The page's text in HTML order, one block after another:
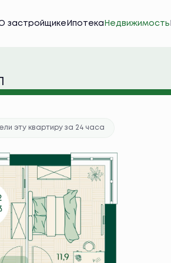
застройщике Ипотека Недвижимость
от 46 073 руб./мес.
эту квартиру за 24 часа